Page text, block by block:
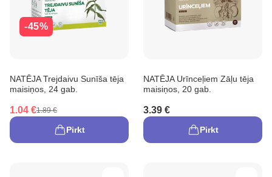
-45%
NATĒJA Trejdaivu Sunīša tēja
maisiņos, 24 gab.
1.04 €1.89 €
Pirkt
NATĒJA Urīnceļiem Zāļu tēja
maisiņos, 20 gab.
3.39 €
Pirkt